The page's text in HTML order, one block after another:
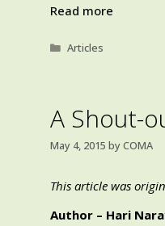
Read more
Categories
Articles
A Shout-
May 4, 2015 byCOMA
This article was
Author – Hari